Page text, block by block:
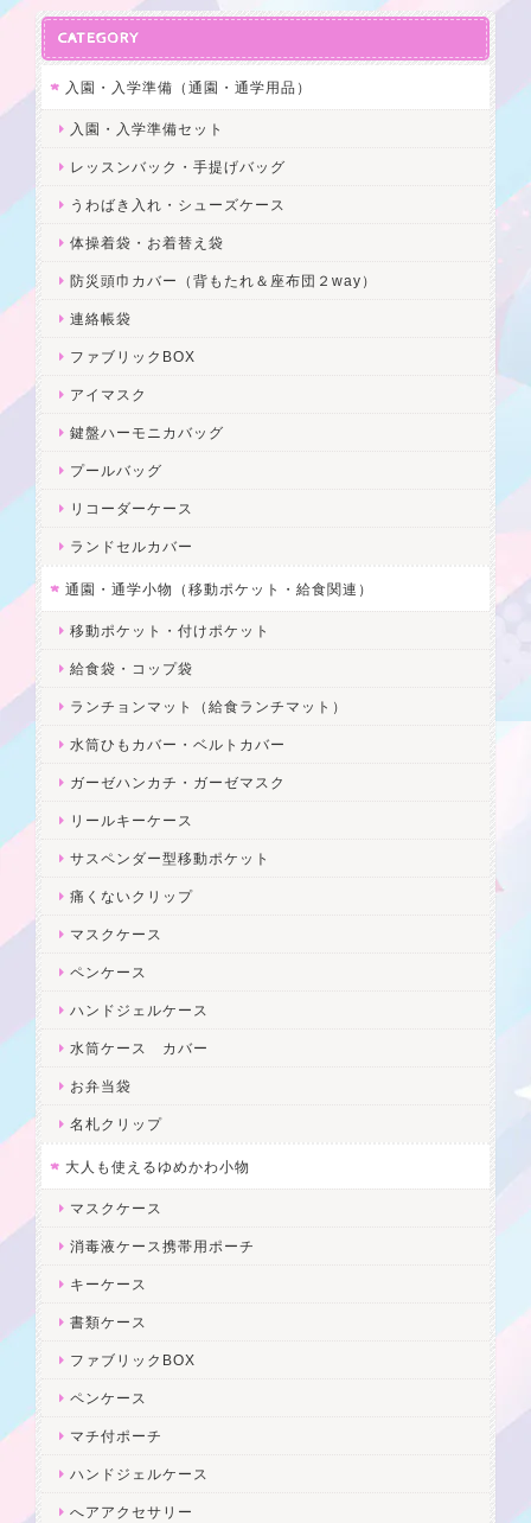
CATEGORY
入園・入学準備（通園・通学用品）
入園・入学準備セット
レッスンバック・手提げバッグ
うわばき入れ・シューズケース
体操着袋・お着替え袋
防災頭巾カバー（背もたれ＆座布団２way）
連絡帳袋
ファブリックBOX
アイマスク
鍵盤ハーモニカバッグ
プールバッグ
リコーダーケース
ランドセルカバー
通園・通学小物（移動ポケット・給食関連）
移動ポケット・付けポケット
給食袋・コップ袋
ランチョンマット（給食ランチマット）
水筒ひもカバー・ベルトカバー
ガーゼハンカチ・ガーゼマスク
リールキーケース
サスペンダー型移動ポケット
痛くないクリップ
マスクケース
ペンケース
ハンドジェルケース
水筒ケース カバー
お弁当袋
名札クリップ
大人も使えるゆめかわ小物
マスクケース
消毒液ケース携帯用ポーチ
キーケース
書類ケース
ファブリックBOX
ペンケース
マチ付ポーチ
ハンドジェルケース
へアアクセサリー